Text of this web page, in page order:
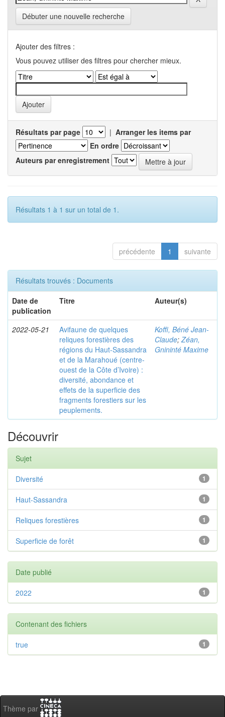
Débuter une nouvelle recherche
Ajouter des filtres :
Vous pouvez utiliser des filtres pour chercher mieux.
Résultats par page | Arranger les items par
En ordre
Auteurs par enregistrement
Résultats 1 à 1 sur un total de 1.
précédente 1 suivante
Résultats trouvés : Documents
Date de
publication
Titre Auteur(s)
2022-05-21
Avifaune de quelques
reliques forestières des
régions du Haut-Sassandra
et de la Marahoué (centre-
ouest de la Côte d’Ivoire) :
diversité, abondance et
effets de la superficie des
fragments forestiers sur les
peuplements.
Koffi, Béné Jean-
Claude; Zéan,
Gnininté Maxime
Découvrir
Sujet
1
Diversité
1
Haut-Sassandra
1
Reliques forestières
1
Superficie de forêt
Date publié
1
2022
Contenant des fichiers
1
true
Thème par